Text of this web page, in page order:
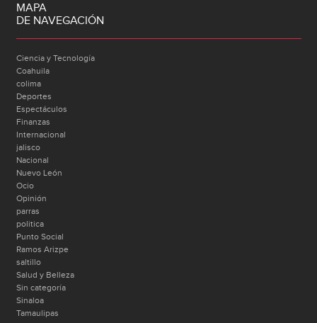
MAPA
DE NAVEGACIÓN
Ciencia y Tecnología
Coahuila
colima
Deportes
Espectáculos
Finanzas
Internacional
jalisco
Nacional
Nuevo León
Ocio
Opinión
parras
politica
Punto Social
Ramos Arizpe
saltillo
Salud y Belleza
Sin categoría
Sinaloa
Tamaulipas